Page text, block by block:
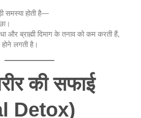
समस्या होती है—
और ब्राह्मी दिमाग के तनाव को कम करती हैं,
लगती है।
की सफाई
Detox)